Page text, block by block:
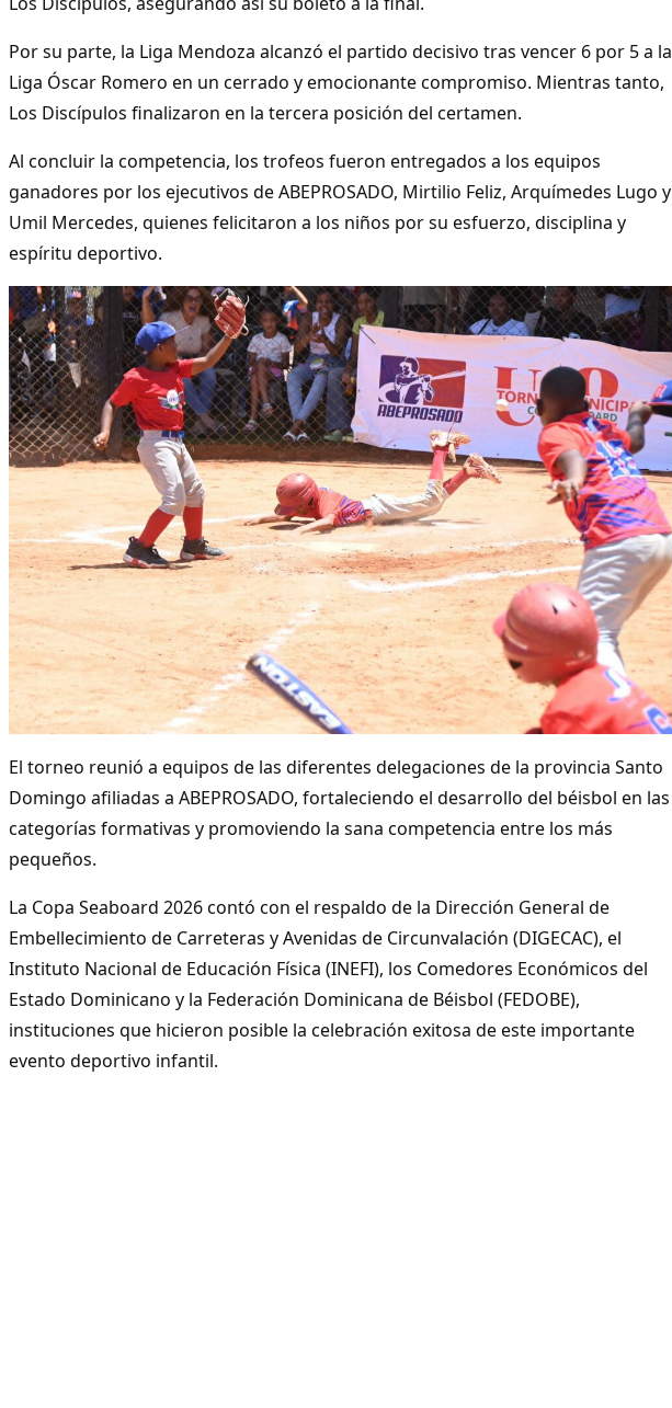
Por su parte, la Liga Mendoza alcanzó el partido decisivo tras vencer 6 por 5 a la
Liga Óscar Romero en un cerrado y emocionante compromiso. Mientras tanto,
Los Discípulos finalizaron en la tercera posición del certamen.
Al concluir la competencia, los trofeos fueron entregados a los equipos
ganadores por los ejecutivos de ABEPROSADO, Mirtilio Feliz, Arquímedes Lugo y
Umil Mercedes, quienes felicitaron a los niños por su esfuerzo, disciplina y
espíritu deportivo.
El torneo reunió a equipos de las diferentes delegaciones de la provincia Santo
Domingo afiliadas a ABEPROSADO, fortaleciendo el desarrollo del béisbol en las
categorías formativas y promoviendo la sana competencia entre los más
pequeños.
La Copa Seaboard 2026 contó con el respaldo de la Dirección General de
Embellecimiento de Carreteras y Avenidas de Circunvalación (DIGECAC), el
Instituto Nacional de Educación Física (INEFI), los Comedores Económicos del
Estado Dominicano y la Federación Dominicana de Béisbol (FEDOBE),
instituciones que hicieron posible la celebración exitosa de este importante
evento deportivo infantil.